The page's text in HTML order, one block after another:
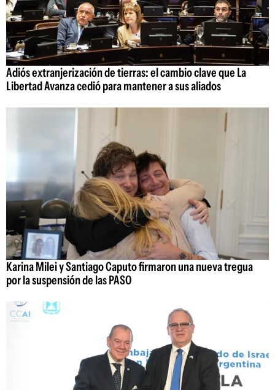
Adiós extranjerización de tierras: el cambio clave que La
Libertad Avanza cedió para mantener a sus aliados
Karina Milei y Santiago Caputo firmaron una nueva tregua
por la suspensión de las PASO